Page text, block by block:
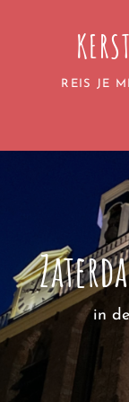
REIS JE
in